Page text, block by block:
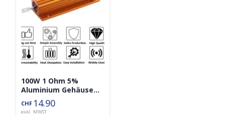
100W 1 Ohm 5%
Aluminium Gehäuse
Drahtwiderstand
CHF 14.90
exkl. MWST